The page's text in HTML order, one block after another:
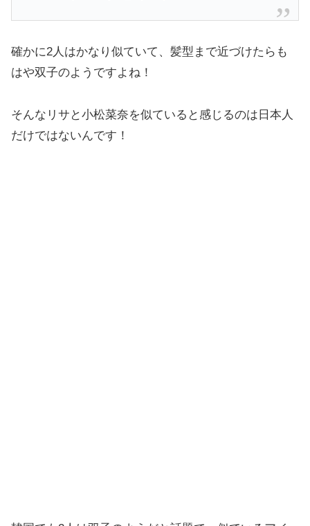
確かに2人はかなり似ていて、髪型まで近づけたらも
はや双子のようですよね！
そんなリサと小松菜奈を似ていると感じるのは日本人
だけではないんです！